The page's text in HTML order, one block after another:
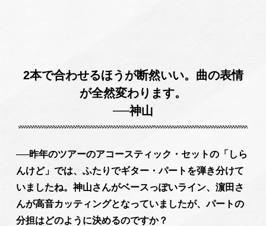
2本で合わせるほうが断然いい。曲の表情
が全然変わります。
──神山
──昨年のツアーのアコースティック・セットの「しら
んけど」では、ふたりでギター・パートを弾き分けて
いましたね。神山さんがベースっぽいライン、濵田さ
んが高音カッティングとなっていましたが、パートの
分担はどのように決めるのですか？